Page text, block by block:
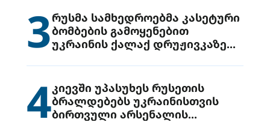
3რუსმა სამხედროებმა კასეტური
ბომბების გამოყენებით
უკრაინის ქალაქ დრუჟივკაზე
4 კიევში უპასუხეს რუსეთის
ბრალდებებს უკრაინისთვის
ბირთვული არსენალის